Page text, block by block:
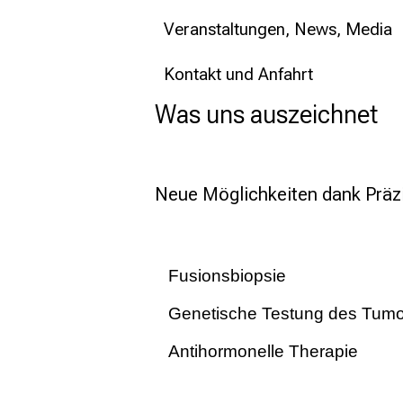
Veranstaltungen, News, Media
Kontakt und Anfahrt
Was uns auszeichnet
Neue Möglichkeiten dank
Fusionsbiopsie
Hintergrund
Eine ultraschallgesteuerte
Genetische Testung des
Hintergrund
Antihormonelle Therapie